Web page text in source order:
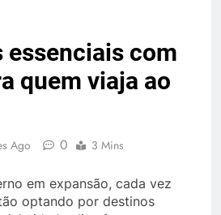
essenciais com
quem viaja ao
Ago 0 3 Mins
em expansão, cada vez
optando por destinos